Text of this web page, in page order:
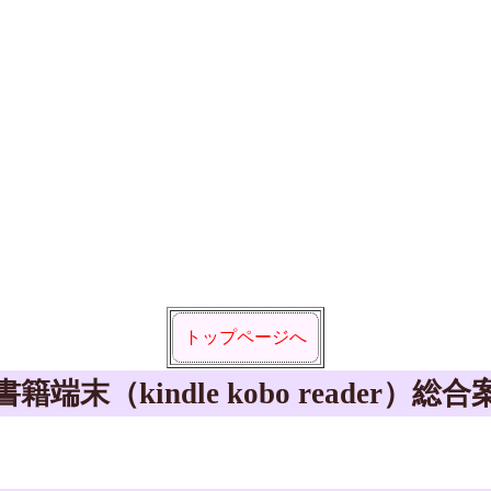
トップページへ
籍端末（kindle kobo reader）総合